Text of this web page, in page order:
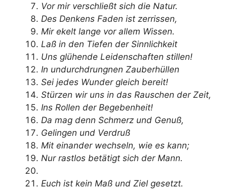
Vor mir verschließt sich die Natur.
Des Denkens Faden ist zerrissen,
Mir ekelt lange vor allem Wissen.
Laß in den Tiefen der Sinnlichkeit
Uns glühende Leidenschaften stillen!
In undurchdrungnen Zauberhüllen
Sei jedes Wunder gleich bereit!
Stürzen wir uns in das Rauschen der Zeit,
Ins Rollen der Begebenheit!
Da mag denn Schmerz und Genuß,
Gelingen und Verdruß
Mit einander wechseln, wie es kann;
Nur rastlos betätigt sich der Mann.
Euch ist kein Maß und Ziel gesetzt.